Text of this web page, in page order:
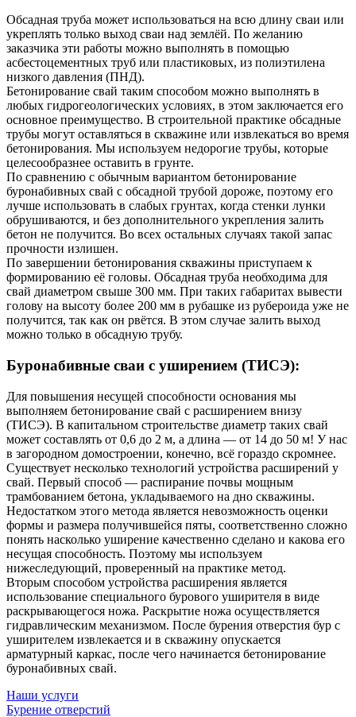
Обсадная труба может использоваться на всю длину сваи или
укреплять только выход сваи над землёй. По желанию
заказчика эти работы можно выполнять в помощью
асбестоцементных труб или пластиковых, из полиэтилена
низкого давления (ПНД).
Бетонирование свай таким способом можно выполнять в
любых гидрогеологических условиях, в этом заключается его
основное преимущество. В строительной практике обсадные
трубы могут оставляться в скважине или извлекаться во время
бетонирования. Мы используем недорогие трубы, которые
целесообразнее оставить в грунте.
По сравнению с обычным вариантом бетонирование
буронабивных свай с обсадной трубой дороже, поэтому его
лучше использовать в слабых грунтах, когда стенки лунки
обрушиваются, и без дополнительного укрепления залить
бетон не получится. Во всех остальных случаях такой запас
прочности излишен.
По завершении бетонирования скважины приступаем к
формированию её головы. Обсадная труба необходима для
свай диаметром свыше 300 мм. При таких габаритах вывести
голову на высоту более 200 мм в рубашке из рубероида уже не
получится, так как он рвётся. В этом случае залить выход
можно только в обсадную трубу.
Буронабивные сваи с уширением (ТИСЭ):
Для повышения несущей способности основания мы
выполняем бетонирование свай с расширением внизу
(ТИСЭ). В капитальном строительстве диаметр таких свай
может составлять от 0,6 до 2 м, а длина — от 14 до 50 м! У нас
в загородном домостроении, конечно, всё гораздо скромнее.
Существует несколько технологий устройства расширений у
свай. Первый способ — распирание почвы мощным
трамбованием бетона, укладываемого на дно скважины.
Недостатком этого метода является невозможность оценки
формы и размера получившейся пяты, соответственно сложно
понять насколько уширение качественно сделано и какова его
несущая способность. Поэтому мы используем
нижеследующий, проверенный на практике метод.
Вторым способом устройства расширения является
использование специального бурового уширителя в виде
раскрывающегося ножа. Раскрытие ножа осуществляется
гидравлическим механизмом. После бурения отверстия бур с
уширителем извлекается и в скважину опускается
арматурный каркас, после чего начинается бетонирование
буронабивных свай.
Наши услуги
Бурение отверстий